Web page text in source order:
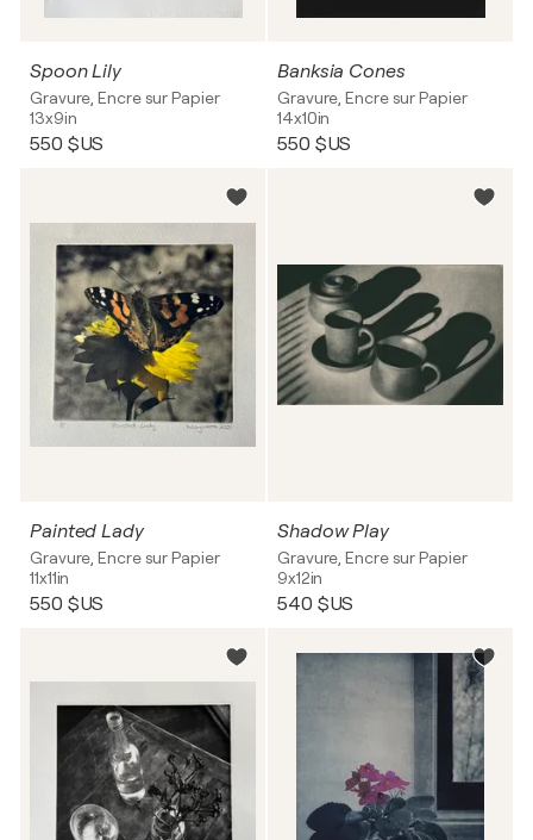
Spoon Lily
Gravure, Encre sur Papier
13x9in
550 $US
Banksia Cones
Gravure, Encre sur Papier
14x10in
550 $US
Painted Lady
Gravure, Encre sur Papier
11x11in
550 $US
Shadow Play
Gravure, Encre sur Papier
9x12in
540 $US